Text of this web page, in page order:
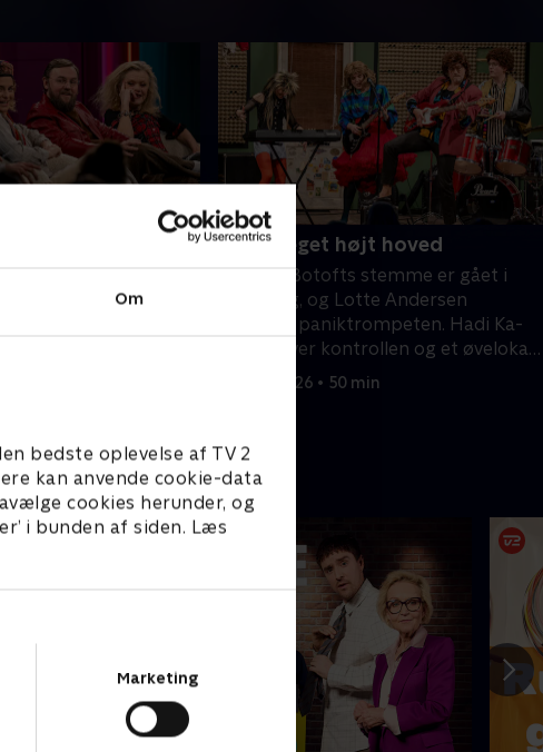
Om
bedste oplevelse af TV 2
kan anvende cookie-data
cookies herunder, og
i bunden af siden. Læs
Marketing
han ryger en tur i
8. Et meget højt hoved
Rasmus Botofts stemme er gået i
overgang, og Lotte Andersen
opfinder paniktrompeten. Hadi Ka-
Koush giver kontrollen og et øvelokale
til deltagerne.
13. juni 2026 • 50 min